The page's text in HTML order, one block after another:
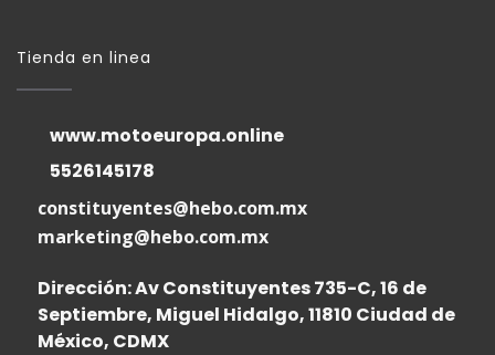
Tienda en linea
www.motoeuropa.online
5526145178
constituyentes@hebo.com.mx
marketing@hebo.com.mx
Dirección: Av Constituyentes 735-C, 16 de
Septiembre, Miguel Hidalgo, 11810 Ciudad de
México, CDMX